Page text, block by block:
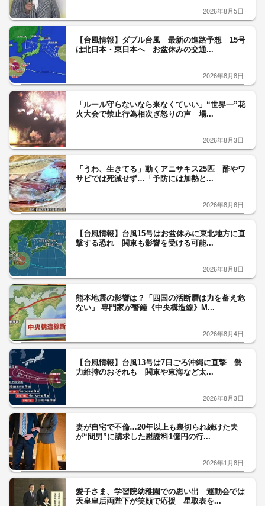
2026年8月5日
【台風情報】ダブル台風 最新の進路予想 15号
は北日本・東日本へ お盆休みの交通...
2026年8月8日
「ルール守らないなら来なくていい」“世界一”花
火大会で禁止行為相次ぎ怒りの声 場...
2026年8月3日
「うわ、生きてる」動くアニサキス25匹 酢やワ
サビでは死滅せず…「予防には加熱と...
2026年8月6日
【台風情報】台風15号はお盆休みに東北地方に直
撃する恐れ 関東も影響を受ける可能...
2026年8月8日
熊本地震の影響は？「四国の活断層は力を蓄え危
ない」 専門家が警鐘《中央構造線》M...
2026年8月4日
【台風情報】台風13号は7日ごろ沖縄に直撃 勢
力維持のおそれも 関東や東海など太...
2026年8月3日
妻が自宅で不倫…20年以上も裏切られ続けた夫
が“間男”に請求した慰謝料1億円の行...
2026年1月8日
愛子さま、学習院幼稚園での思い出 運動会では
天皇皇后両陛下が笑顔で応援 星取表を...